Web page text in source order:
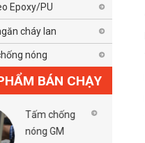
Epoxy/PU
cháy lan
nóng
BÁN CHẠY
Keo chống